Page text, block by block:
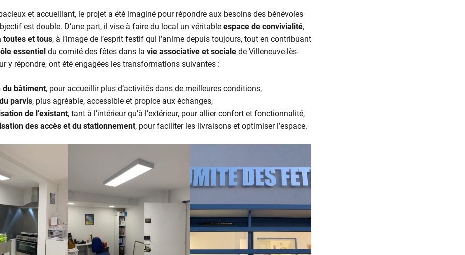
et accueillant, le projet a été imaginé pour répondre aux besoins des bénévoles
est double. D’une part, il vise à faire du local un véritable espace de convivialité,
toutes et tous, à l’image de l’esprit festif qui l’anime depuis toujours, tout en contribuant
essentiel du comité des fêtes dans la vie associative et sociale de Villeneuve-lès-
y répondre, ont été engagées les transformations suivantes :
du bâtiment, pour accueillir plus d’activités dans de meilleures conditions,
parvis, plus agréable, accessible et propice aux échanges,
de l’existant, tant à l’intérieur qu’à l’extérieur, pour allier confort et fonctionnalité,
des accès et du stationnement, pour faciliter les livraisons et optimiser l’espace.